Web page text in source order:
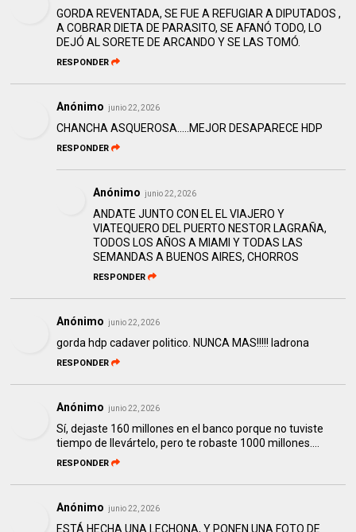
GORDA REVENTADA, SE FUE A REFUGIAR A DIPUTADOS ,
A COBRAR DIETA DE PARASITO, SE AFANÓ TODO, LO
DEJÓ AL SORETE DE ARCANDO Y SE LAS TOMÓ.
RESPONDER
Anónimo junio 22, 2026
CHANCHA ASQUEROSA…..MEJOR DESAPARECE HDP
RESPONDER
Anónimo junio 22, 2026
ANDATE JUNTO CON EL EL VIAJERO Y
VIATEQUERO DEL PUERTO NESTOR LAGRAÑA,
TODOS LOS AÑOS A MIAMI Y TODAS LAS
SEMANDAS A BUENOS AIRES, CHORROS
RESPONDER
Anónimo junio 22, 2026
gorda hdp cadaver politico. NUNCA MAS!!!!! ladrona
RESPONDER
Anónimo junio 22, 2026
Sí, dejaste 160 millones en el banco porque no tuviste
tiempo de llevártelo, pero te robaste 1000 millones....
RESPONDER
Anónimo junio 22, 2026
ESTÁ HECHA UNA LECHONA, Y PONEN UNA FOTO DE